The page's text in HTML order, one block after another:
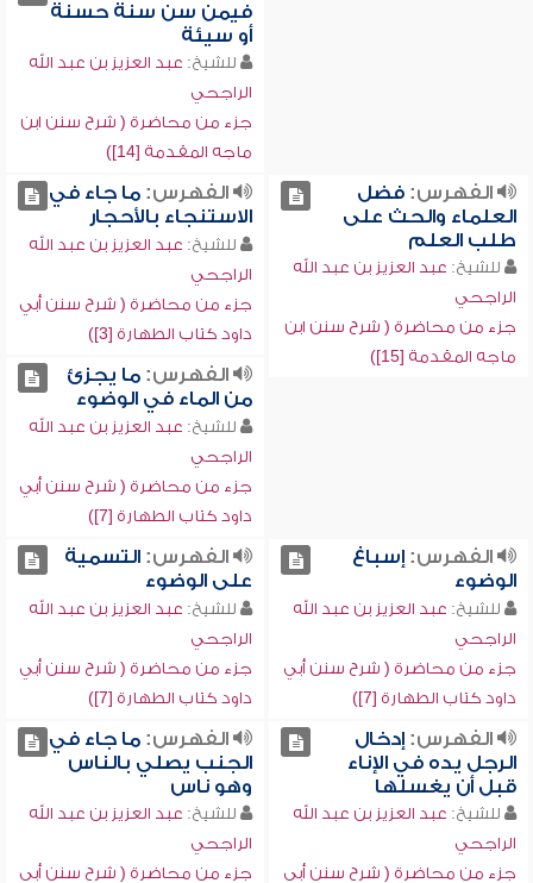
فيمن سن سنة حسنة
أو سيئة
للشيخ: عبد العزيز بن عبد الله
الراجحي
جزء من محاضرة ( شرح سنن ابن
ماجه المقدمة [14])
الفهرس:فضل
العلماء والحث على
طلب العلم
للشيخ: عبد العزيز بن عبد الله
الراجحي
جزء من محاضرة ( شرح سنن ابن
ماجه المقدمة [15])
الفهرس:ما جاء في
الاستنجاء بالأحجار
للشيخ: عبد العزيز بن عبد الله
الراجحي
جزء من محاضرة ( شرح سنن أبي
داود كتاب الطهارة [3])
الفهرس:ما يجزئ
من الماء في الوضوء
للشيخ: عبد العزيز بن عبد الله
الراجحي
جزء من محاضرة ( شرح سنن أبي
داود كتاب الطهارة [7])
الفهرس:إسباغ
الوضوء
للشيخ: عبد العزيز بن عبد الله
الراجحي
جزء من محاضرة ( شرح سنن أبي
داود كتاب الطهارة [7])
الفهرس:التسمية
على الوضوء
للشيخ: عبد العزيز بن عبد الله
الراجحي
جزء من محاضرة ( شرح سنن أبي
داود كتاب الطهارة [7])
الفهرس:إدخال
الرجل يده في الإناء
قبل أن يغسلها
للشيخ: عبد العزيز بن عبد الله
الراجحي
جزء من محاضرة ( شرح سنن أبي
الفهرس:ما جاء في
الجنب يصلي بالناس
وهو ناس
للشيخ: عبد العزيز بن عبد الله
الراجحي
جزء من محاضرة ( شرح سنن أبي